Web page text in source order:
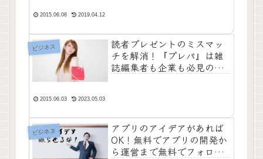
2015.06.08 2019.04.12
ビジネス
読者プレゼントのミスマッ
チを解消！『プレパ』は雑
誌編集者も企業も必見のサ
2015.06.03 2023.05.03
ビジネス
アプリのアイデアがあれば
OK！無料でアプリの開発か
ら運営まで無料でフォロー